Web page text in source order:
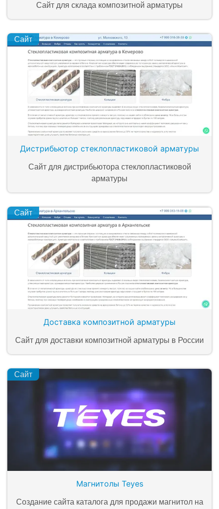
Сайт для склада композитной арматуры
Сайт
Дистрибьютор стеклопластиковой арматуры
Сайт для дистрибьютора стеклопластиковой
арматуры
Сайт
Доставка композитной арматуры
Сайт для доставки композитной арматуры в России
Сайт
Магнитолы Teyes
Создание сайта каталога для продажи магнитол на